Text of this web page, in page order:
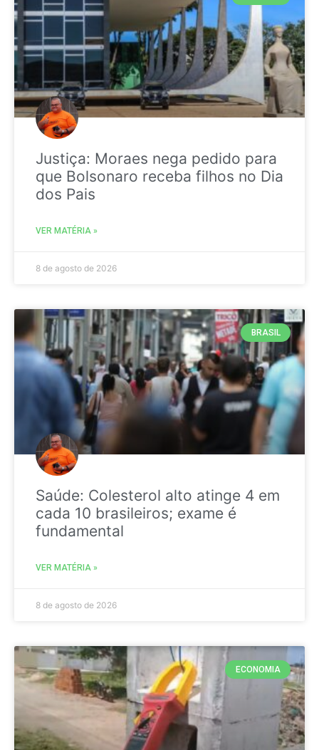
Justiça: Moraes nega pedido para
que Bolsonaro receba filhos no Dia
dos Pais
VER MATÉRIA »
8 de agosto de 2026
BRASIL
Saúde: Colesterol alto atinge 4 em
cada 10 brasileiros; exame é
fundamental
VER MATÉRIA »
8 de agosto de 2026
ECONOMIA